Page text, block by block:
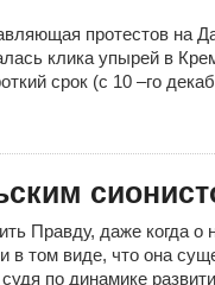
протестов на
клика упырей в
срок (с 10 –го
Правду, даже когда о
в том виде, что она
по динамике